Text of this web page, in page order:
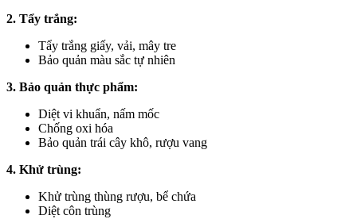
2. Tẩy trắng:
Tẩy trắng giấy, vải, mây tre
Bảo quản màu sắc tự nhiên
3. Bảo quản thực phẩm:
Diệt vi khuẩn, nấm mốc
Chống oxi hóa
Bảo quản trái cây khô, rượu vang
4. Khử trùng:
Khử trùng thùng rượu, bể chứa
Diệt côn trùng